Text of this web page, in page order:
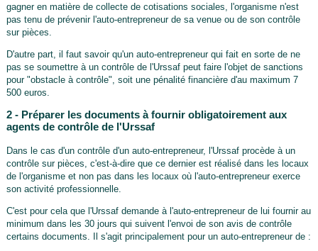
gagner en matière de collecte de cotisations sociales, l'organisme n'est
pas tenu de prévenir l'auto-entrepreneur de sa venue ou de son contrôle
sur pièces.
D'autre part, il faut savoir qu'un auto-entrepreneur qui fait en sorte de ne
pas se soumettre à un contrôle de l'Urssaf peut faire l'objet de sanctions
pour "obstacle à contrôle", soit une pénalité financière d'au maximum 7
500 euros.
2 - Préparer les documents à fournir obligatoirement aux
agents de contrôle de l'Urssaf
Dans le cas d'un contrôle d'un auto-entrepreneur, l'Urssaf procède à un
contrôle sur pièces, c'est-à-dire que ce dernier est réalisé dans les locaux
de l'organisme et non pas dans les locaux où l'auto-entrepreneur exerce
son activité professionnelle.
C'est pour cela que l'Urssaf demande à l'auto-entrepreneur de lui fournir au
minimum dans les 30 jours qui suivent l'envoi de son avis de contrôle
certains documents. Il s'agit principalement pour un auto-entrepreneur de :